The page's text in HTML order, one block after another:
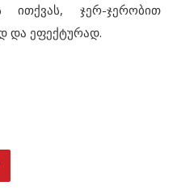
ითქვას, ჯერ-ჯერობით
და ეფექტურად.